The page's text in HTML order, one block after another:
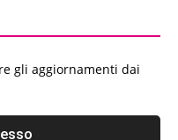
gli aggiornamenti dai